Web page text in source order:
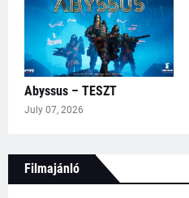
Abyssus – TESZT
July 07, 2026
Filmajánló